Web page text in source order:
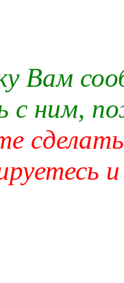
Вам
с ним,
сделать